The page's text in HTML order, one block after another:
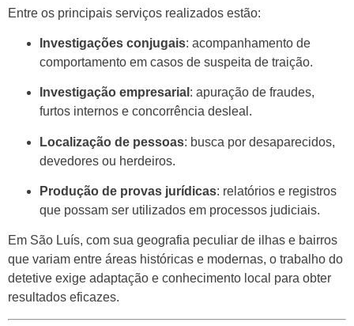
Entre os principais serviços realizados estão:
Investigações conjugais: acompanhamento de
comportamento em casos de suspeita de traição.
Investigação empresarial : apuração de fraudes,
furtos internos e concorrência desleal.
Localização de pessoas: busca por desaparecidos,
devedores ou herdeiros.
Produção de provas jurídicas: relatórios e registros
que possam ser utilizados em processos judiciais.
Em São Luís, com sua geografia peculiar de ilhas e bairros
que variam entre áreas históricas e modernas, o trabalho do
detetive exige adaptação e conhecimento local para obter
resultados eficazes.